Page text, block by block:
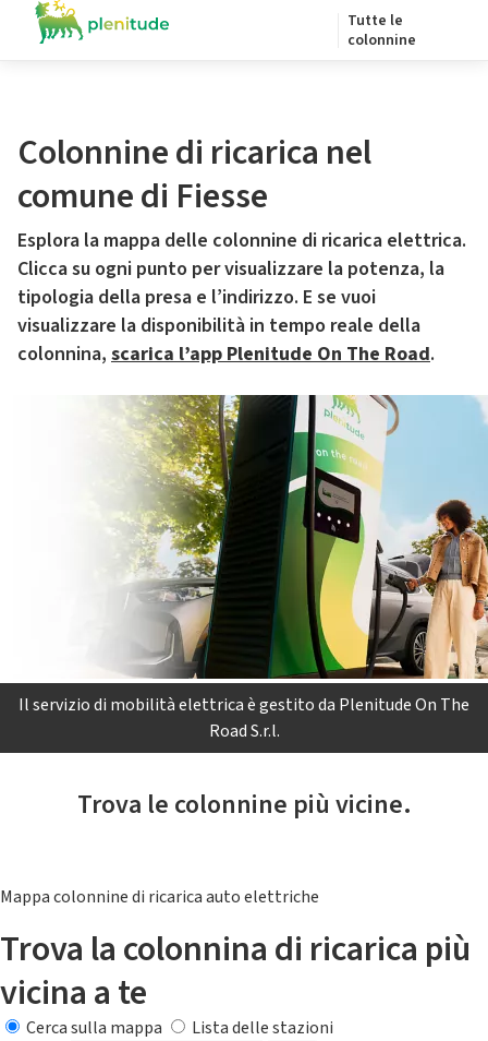
Tutte le
colonnine
Colonnine di ricarica nel
comune di Fiesse
Esplora la mappa delle colonnine di ricarica elettrica.
Clicca su ogni punto per visualizzare la potenza, la
tipologia della presa e l’indirizzo. E se vuoi
visualizzare la disponibilità in tempo reale della
colonnina, scarica l’app Plenitude On The Road.
Il servizio di mobilità elettrica è gestito da Plenitude On The
Road S.r.l.
Trova le colonnine più vicine.
Mappa colonnine di ricarica auto elettriche
Trova la colonnina di ricarica più
vicina a te
Cerca sulla mappa
Lista delle stazioni